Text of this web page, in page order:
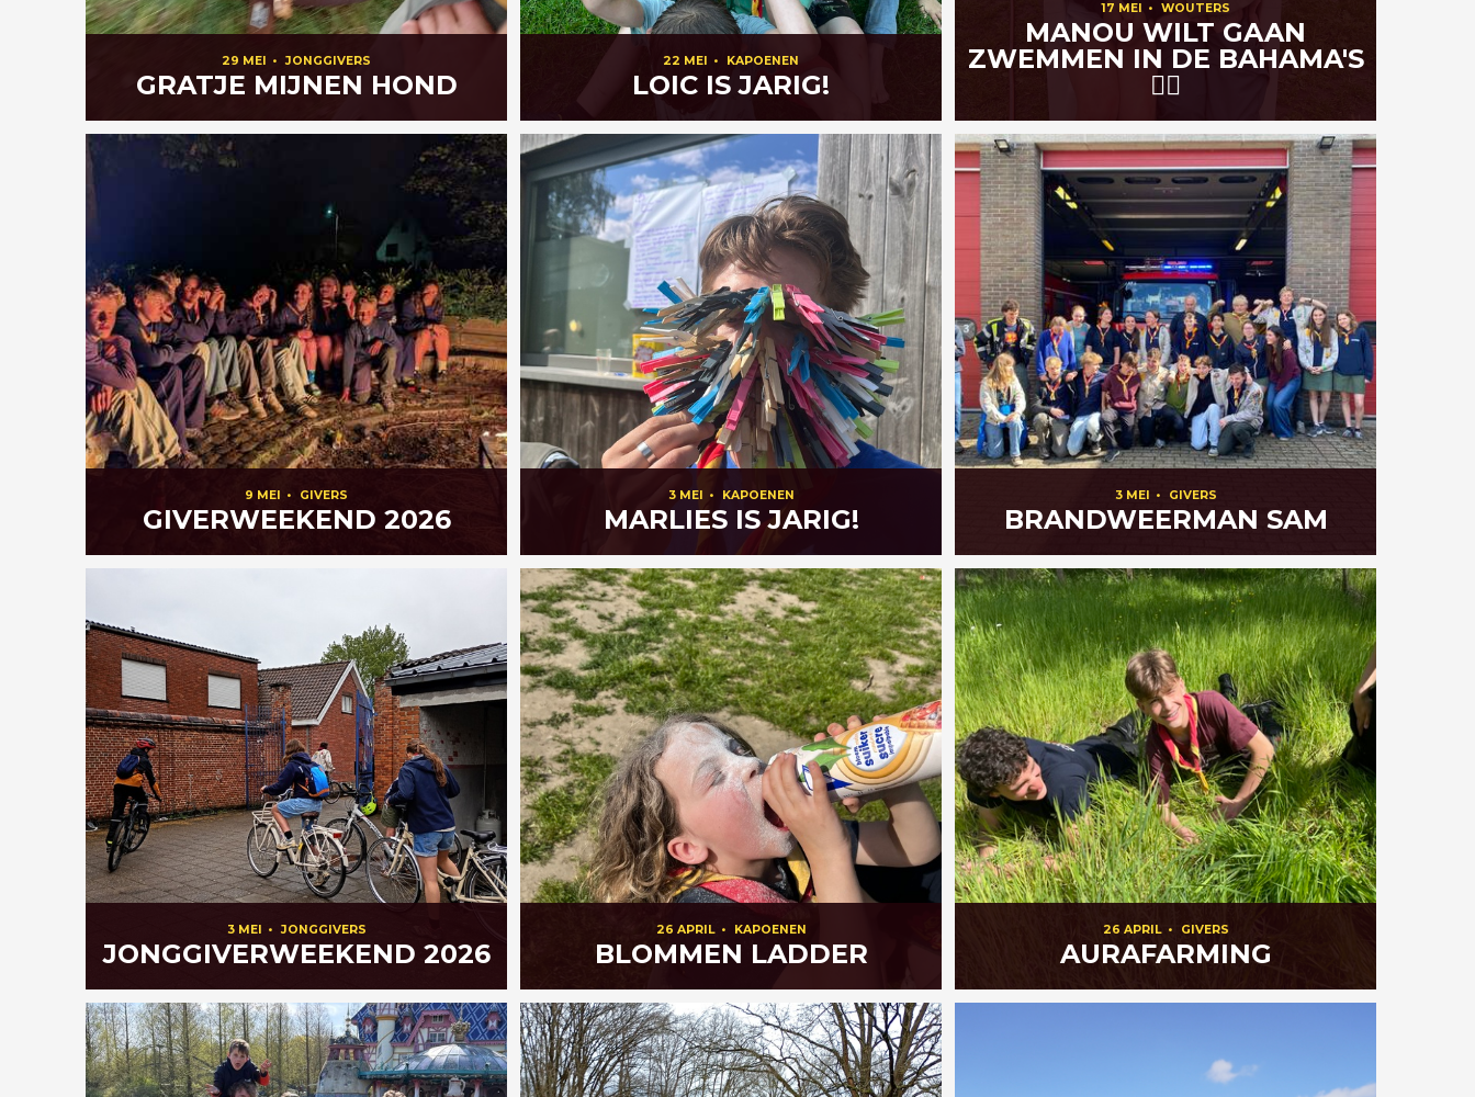
29 MEI • JONGGIVERS
GRATJE MIJNEN HOND
22 MEI • KAPOENEN
LOIC IS JARIG!
17 MEI • WOUTERS
MANOU WILT GAAN
ZWEMMEN IN DE BAHAMA'S
🏊‍♀️
9 MEI • GIVERS
GIVERWEEKEND 2026
3 MEI • KAPOENEN
MARLIES IS JARIG!
3 MEI • GIVERS
BRANDWEERMAN SAM
3 MEI • JONGGIVERS
JONGGIVERWEEKEND 2026
26 APRIL • KAPOENEN
BLOMMEN LADDER
26 APRIL • GIVERS
AURAFARMING